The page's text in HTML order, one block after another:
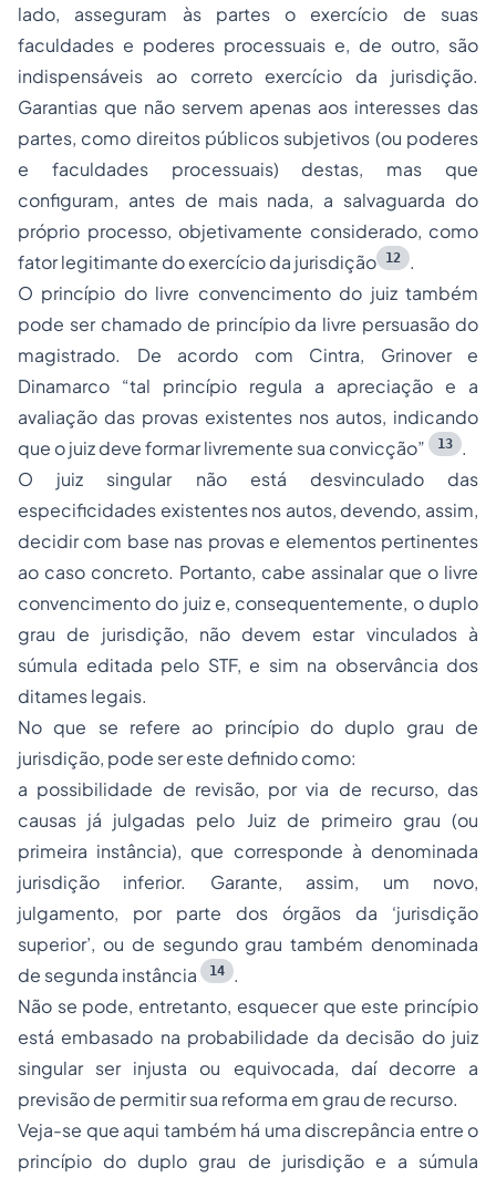
lado, asseguram às partes o exercício de suas
faculdades e poderes processuais e, de outro, são
indispensáveis ao correto exercício da jurisdição.
Garantias que não servem apenas aos interesses das
partes, como direitos públicos subjetivos (ou poderes
e faculdades processuais) destas, mas que
configuram, antes de mais nada, a salvaguarda do
próprio processo, objetivamente considerado, como
fator legitimante do exercício da jurisdição
12
.
O princípio do livre convencimento do juiz também
pode ser chamado de princípio da livre persuasão do
magistrado. De acordo com Cintra, Grinover e
Dinamarco “tal princípio regula a apreciação e a
avaliação das provas existentes nos autos, indicando
que o juiz deve formar livremente sua convicção”
13
.
O juiz singular não está desvinculado das
especificidades existentes nos autos, devendo, assim,
decidir com base nas provas e elementos pertinentes
ao caso concreto. Portanto, cabe assinalar que o livre
convencimento do juiz e, consequentemente, o duplo
grau de jurisdição, não devem estar vinculados à
súmula editada pelo STF, e sim na observância dos
ditames legais.
No que se refere ao princípio do duplo grau de
jurisdição, pode ser este definido como:
a possibilidade de revisão, por via de recurso, das
causas já julgadas pelo Juiz de primeiro grau (ou
primeira instância), que corresponde à denominada
jurisdição inferior. Garante, assim, um novo,
julgamento, por parte dos órgãos da ‘jurisdição
superior’, ou de segundo grau também denominada
de segunda instância
14
.
Não se pode, entretanto, esquecer que este princípio
está embasado na probabilidade da decisão do juiz
singular ser injusta ou equivocada, daí decorre a
previsão de permitir sua reforma em grau de recurso.
Veja-se que aqui também há uma discrepância entre o
princípio do duplo grau de jurisdição e a súmula